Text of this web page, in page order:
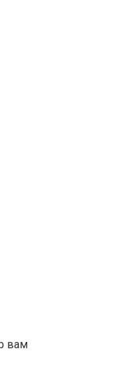
вам